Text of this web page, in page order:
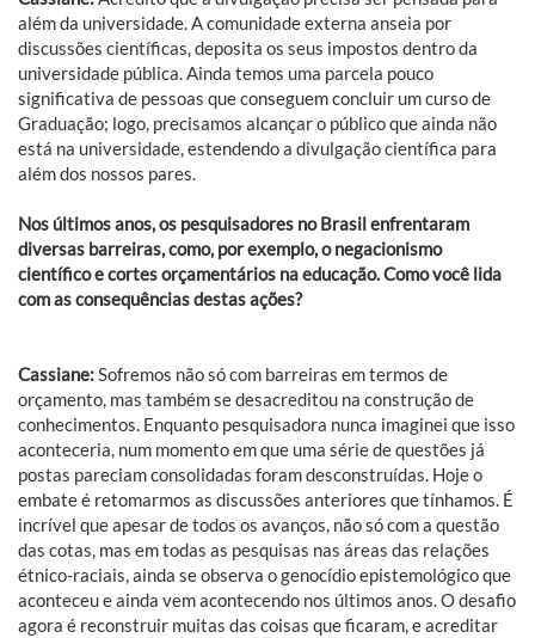
além da universidade. A comunidade externa anseia por
discussões científicas, deposita os seus impostos dentro da
universidade pública. Ainda temos uma parcela pouco
significativa de pessoas que conseguem concluir um curso de
Graduação; logo, precisamos alcançar o público que ainda não
está na universidade, estendendo a divulgação científica para
além dos nossos pares.
Nos últimos anos, os pesquisadores no Brasil enfrentaram
diversas barreiras, como, por exemplo, o negacionismo
científico e cortes orçamentários na educação. Como você lida
com as consequências destas ações?
Cassiane:Sofremos não só com barreiras em termos de
orçamento, mas também se desacreditou na construção de
conhecimentos. Enquanto pesquisadora nunca imaginei que isso
aconteceria, num momento em que uma série de questões já
postas pareciam consolidadas foram desconstruídas. Hoje o
embate é retomarmos as discussões anteriores que tínhamos. É
incrível que apesar de todos os avanços, não só com a questão
das cotas, mas em todas as pesquisas nas áreas das relações
étnico-raciais, ainda se observa o genocídio epistemológico que
aconteceu e ainda vem acontecendo nos últimos anos. O desafio
agora é reconstruir muitas das coisas que ficaram, e acreditar